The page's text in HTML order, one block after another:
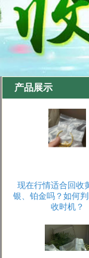
产品展示
现在行情适合回收
银、铂金吗？如何
收时机？